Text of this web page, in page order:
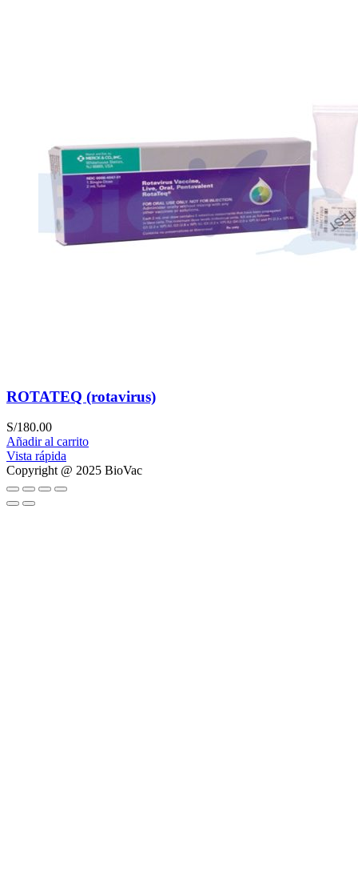
ROTATEQ (rotavirus)
S/180.00
Añadir al carrito
Vista rápida
Copyright @ 2025 BioVac